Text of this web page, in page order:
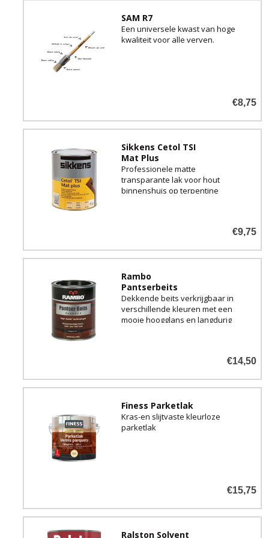
SAM R7
Een universele kwast van hoge
kwaliteit voor alle verven.
€8,75
Sikkens Cetol TSI
Mat Plus
Professionele matte
transparante lak voor hout
binnenshuis op terpentine
€9,75
Rambo
Pantserbeits
Dekkende beits verkrijgbaar in
verschillende kleuren met een
mooie hoogglans en langdurig
€14,50
Finess Parketlak
Kras-en slijtvaste kleurloze
parketlak
€15,75
Ralston Solvent